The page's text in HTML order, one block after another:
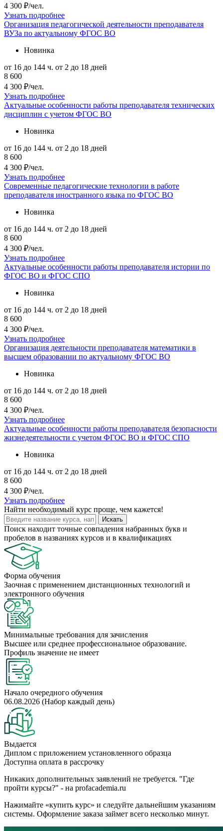
4 300 ₽/чел.
Узнать подробнее
Организация педагогической деятельности преподавателя
ВУЗа по актуальному ФГОС ВО
Новинка
от 16 до 144 ч. от 2 до 18 дней
8 600
4 300 ₽/чел.
Узнать подробнее
Актуальные особенности работы преподавателя технических
дисциплин с учетом ФГОС ВО
Новинка
от 16 до 144 ч. от 2 до 18 дней
8 600
4 300 ₽/чел.
Узнать подробнее
Современные педагогические технологии в работе
преподавателя иностранного языка по ФГОС ВО
Новинка
от 16 до 144 ч. от 2 до 18 дней
8 600
4 300 ₽/чел.
Узнать подробнее
Актуальные особенности работы преподавателя истории по
ФГОС ВО и ФГОС СПО
Новинка
от 16 до 144 ч. от 2 до 18 дней
8 600
4 300 ₽/чел.
Узнать подробнее
Организация деятельности преподавателя математики в
высшем образовании по актуальному ФГОС ВО
Новинка
от 16 до 144 ч. от 2 до 18 дней
8 600
4 300 ₽/чел.
Узнать подробнее
Актуальные особенности работы преподавателя безопасности
жизнедеятельности с учетом ФГОС ВО и ФГОС СПО
Новинка
от 16 до 144 ч. от 2 до 18 дней
8 600
4 300 ₽/чел.
Узнать подробнее
Найти необходимый курс проще, чем кажется!
Искать
Поиск находит точные совпадения набранных букв и
пробелов в названиях курсов и в квалификациях
Форма обучения
Заочная с применением дистанционных технологий и
электронного обучения
Минимальные требования для зачисления
Высшее или среднее профессиональное образование.
Профиль значение не имеет
Начало очередного обучения
06.08.2026 (Набор каждый день)
Выдается
Диплом с приложением установленного образца
Доступна оплата в рассрочку
Никаких дополнительных заявлений не требуется. "Где
пройти курсы?" - на profacademia.ru
Нажимайте «купить курс» и следуйте дальнейшим указаниям
системы. Оформление заказа займет всего несколько минут.